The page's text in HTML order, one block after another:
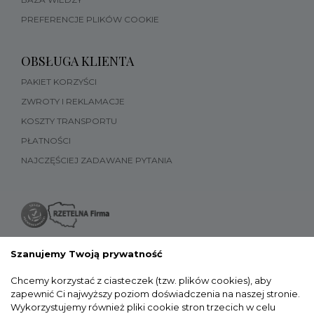
PREFERENCJE PLIKÓW COOKIE
OBSŁUGA KLIENTA
PAKIET KORZYŚCI
ZWROTY I REKLAMACJE
KOSZTY TRANSPORTU
PŁATNOŚCI
NAJCZĘŚCIEJ ZADAWANE PYTANIA
Szanujemy Twoją prywatność
Chcemy korzystać z ciasteczek (tzw. plików cookies), aby
zapewnić Ci najwyższy poziom doświadczenia na naszej stronie.
Wykorzystujemy również pliki cookie stron trzecich w celu